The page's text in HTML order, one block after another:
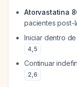
Atorvastatina
pacientes post-
Iniciar dentro
4,5
Continuar
2,6